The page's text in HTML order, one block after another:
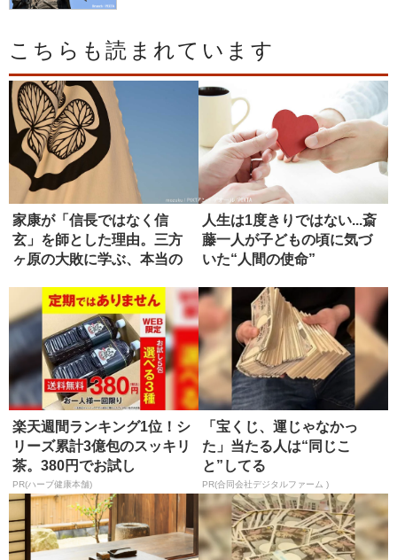
こちらも読まれています
家康が「信長ではなく信
玄」を師とした理由。三方
ヶ原の大敗に学ぶ、本当の
人生は1度きりではない...斎
藤一人が子どもの頃に気づ
いた“人間の使命”
楽天週間ランキング1位！シ
リーズ累計3億包のスッキリ
茶。380円でお試し
PR(ハーブ健康本舗)
「宝くじ、運じゃなかっ
た」当たる人は“同じこ
と”してる
PR(合同会社デジタルファーム )